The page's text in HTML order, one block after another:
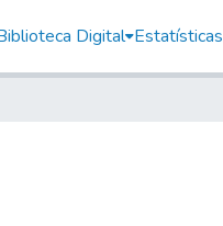
Digital Estatísticas